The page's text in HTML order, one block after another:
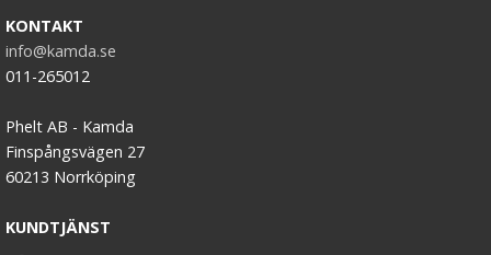
KONTAKT
info@kamda.se
011-265012
Phelt AB - Kamda
Finspångsvägen 27
60213 Norrköping
KUNDTJÄNST